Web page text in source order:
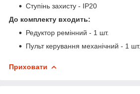
Ступінь захисту - IP20
До комплекту входить:
Редуктор ремінний - 1 шт.
Пульт керування механічний - 1 шт.
Приховати